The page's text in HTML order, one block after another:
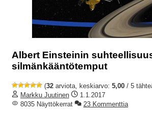
Albert Einsteinin
silmänkääntötemput
(32 arviota, keskiarvo: 5,00 / 5
Markku Juutinen
1.1.2017
8035 Näyttökerrat
23 Kommenttia